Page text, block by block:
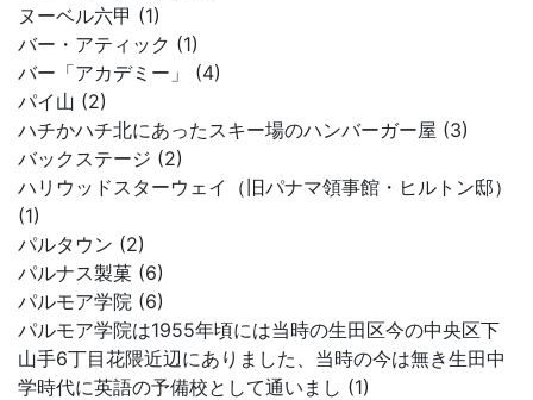
ヌーベル六甲 (1)
バー・アティック (1)
バー「アカデミー」 (4)
パイ山 (2)
ハチかハチ北にあったスキー場のハンバーガー屋 (3)
バックステージ (2)
ハリウッドスターウェイ（旧パナマ領事館・ヒルトン邸）
(1)
パルタウン (2)
パルナス製菓 (6)
パルモア学院 (6)
パルモア学院は1955年頃には当時の生田区今の中央区下
山手6丁目花隈近辺にありました、当時の今は無き生田中
学時代に英語の予備校として通いまし (1)